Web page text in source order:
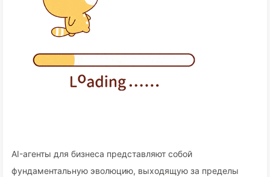
AI-агенты для бизнеса представляют собой
фундаментальную эволюцию, выходящую за пределы